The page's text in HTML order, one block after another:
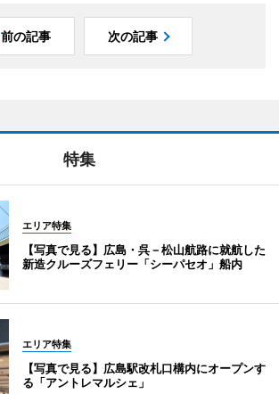
前の記事 次の記事
特集
エリア特集
【写真で見る】広島・呉－松山航路に就航した
新造クルーズフェリー「シーパセオ」船内
エリア特集
【写真で見る】広島駅改札口構内にオープンす
る「アントレマルシェ」